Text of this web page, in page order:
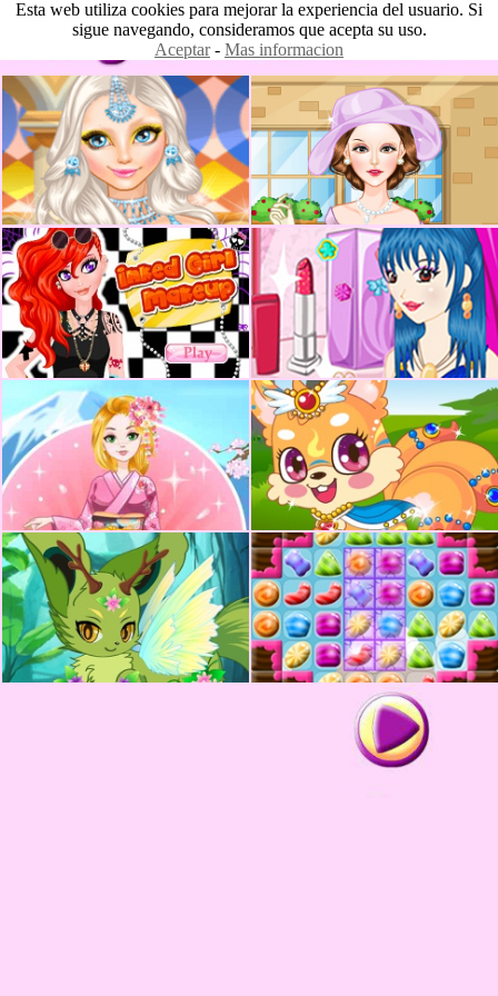
Esta web utiliza cookies para mejorar la experiencia del usuario. Si
sigue navegando, consideramos que acepta su uso.
Aceptar- Mas informacion